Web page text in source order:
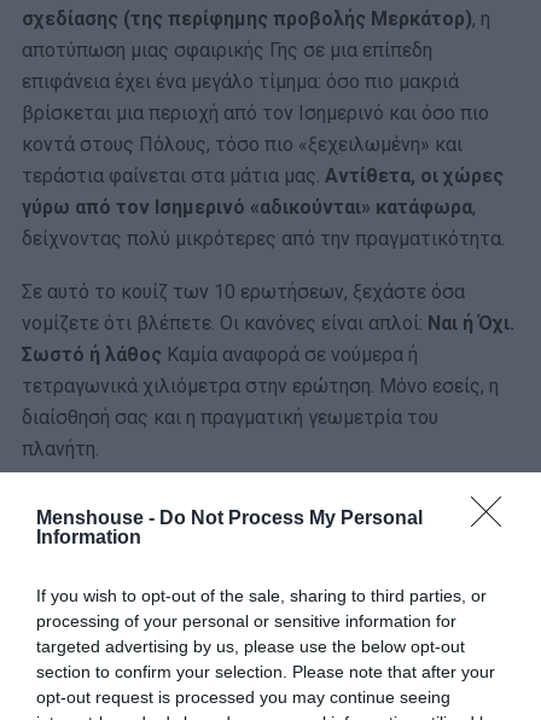
Menshouse - Do Not Process My Personal
Information
If you wish to opt-out of the sale, sharing to third parties, or
processing of your personal or sensitive information for
targeted advertising by us, please use the below opt-out
section to confirm your selection. Please note that after your
opt-out request is processed you may continue seeing
σχεδίασης (της περίφημης προβολής Μερκάτορ), η
αποτύπωση μιας σφαιρικής Γης σε μια επίπεδη
επιφάνεια έχει ένα μεγάλο τίμημα: όσο πιο μακριά
βρίσκεται μια περιοχή από τον Ισημερινό και όσο πιο
κοντά στους Πόλους, τόσο πιο «ξεχειλωμένη» και
τεράστια φαίνεται στα μάτια μας. Αντίθετα, οι χώρες
γύρω από τον Ισημερινό «αδικούνται» κατάφωρα,
δείχνοντας πολύ μικρότερες από την πραγματικότητα.
Σε αυτό το κουίζ των 10 ερωτήσεων, ξεχάστε όσα
νομίζετε ότι βλέπετε. Οι κανόνες είναι απλοί: Ναι ή Όχι.
Σωστό ή λάθος Καμία αναφορά σε νούμερα ή
τετραγωνικά χιλιόμετρα στην ερώτηση. Μόνο εσείς, η
διαίσθησή σας και η πραγματική γεωμετρία του
πλανήτη.
Μπορείτε να ξεπεράσετε την οπτική ψευδαίσθηση και
ο Πρύτανης της Γεωγραφίας!